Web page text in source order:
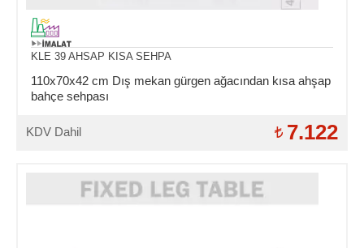
KLE 39 AHSAP KISA SEHPA
110x70x42 cm Dış mekan gürgen ağacından kısa ahşap
bahçe sehpası
KDV Dahil 7.122